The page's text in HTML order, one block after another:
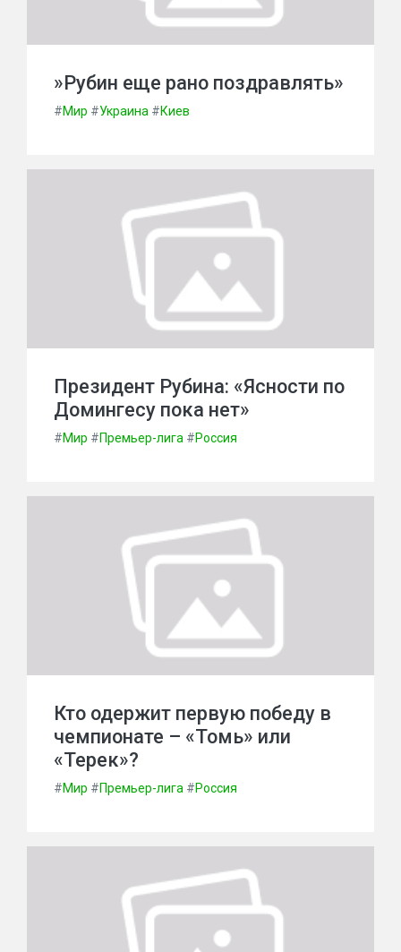
»Рубин еще рано поздравлять»
#Мир #Украина #Киев
Президент Рубина: «Ясности по
Домингесу пока нет»
#Мир #Премьер-лига #Россия
Кто одержит первую победу в
чемпионате – «Томь» или
«Терек»?
#Мир #Премьер-лига #Россия